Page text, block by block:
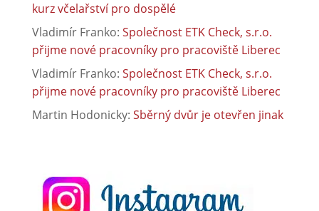
kurz včelařství pro dospělé
Vladimír Franko: Společnost ETK Check, s.r.o.
přijme nové pracovníky pro pracoviště Liberec
Vladimír Franko: Společnost ETK Check, s.r.o.
přijme nové pracovníky pro pracoviště Liberec
Martin Hodonicky: Sběrný dvůr je otevřen jinak